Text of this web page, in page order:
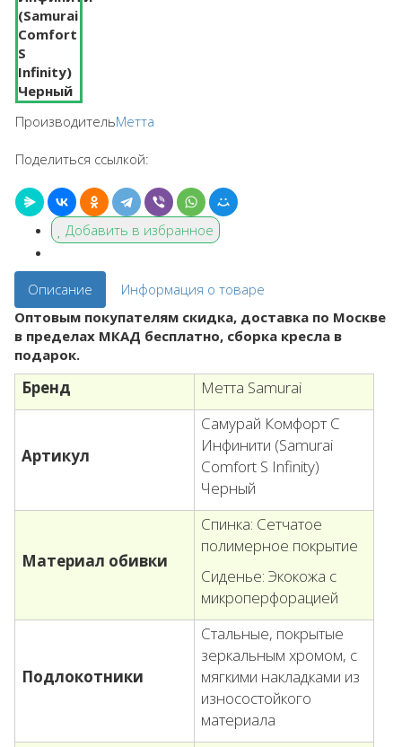
ПроизводительМетта
Поделиться ссылкой:
Добавить в избранное
Описание
Информация о товаре
Оптовым покупателям скидка, доставка по Москве
в пределах МКАД бесплатно, сборка кресла в
подарок.
Бренд Метта Samurai
Артикул
Самурай Комфорт С
Инфинити (Samurai
Comfort S Infinity)
Черный
Материал обивки
Спинка: Сетчатое
полимерное покрытие
Сиденье: Экокожа с
микроперфорацией
Подлокотники
Стальные, покрытые
зеркальным хромом, с
мягкими накладками из
износостойкого
материала